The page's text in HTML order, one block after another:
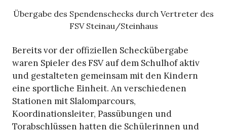
Übergabe des Spendenschecks durch Vertreter des
FSV Steinau/Steinhaus
Bereits vor der offiziellen Scheckübergabe
waren Spieler des FSV auf dem Schulhof aktiv
und gestalteten gemeinsam mit den Kindern
eine sportliche Einheit. An verschiedenen
Stationen mit Slalomparcours,
Koordinationsleiter, Passübungen und
Torabschlüssen hatten die Schülerinnen und